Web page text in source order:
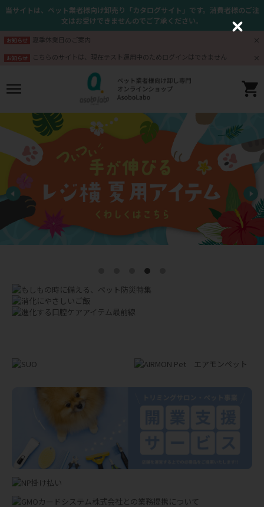
当サイトは、ペット業者様向け卸売り「カタログサイト」です。消費者様のご注
文はお受けできませんのでご了承ください。
お知らせ 夏季休業日のご案内
お知らせ こちらのサイトは、現在テスト運用中のためログインはできません
C